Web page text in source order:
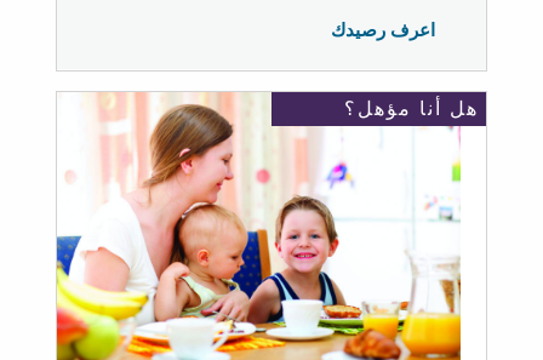
اعرف رصيدك
هل أنا مؤهل؟